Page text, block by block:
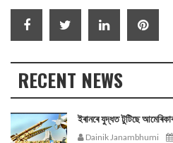
RECENT NEWS
ইৰানৰে যুদ্ধত টুটিছে
Dainik Janambhumi